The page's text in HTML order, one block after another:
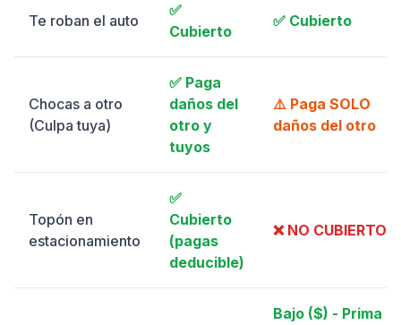
Te roban el auto
✅
Cubierto
✅ Cubierto
Chocas a otro
(Culpa tuya)
✅ Paga
daños del
otro y
tuyos
⚠️ Paga SOLO
daños del otro
Topón en
estacionamiento
✅
Cubierto
(pagas
deducible)
❌ NO CUBIERTO
Bajo ($) - Prima